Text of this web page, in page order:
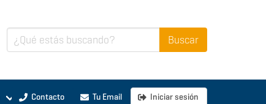
Contacto Tu Email Iniciar sesión